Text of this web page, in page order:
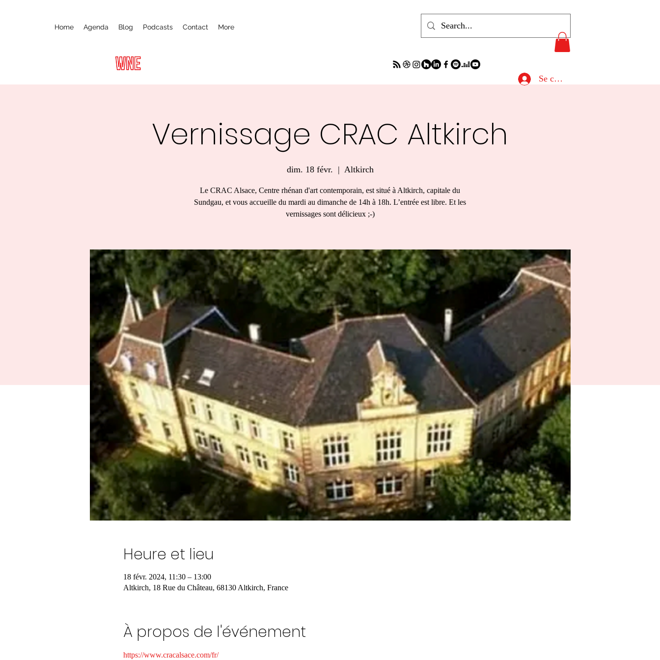
Home Agenda Blog Podcasts Contact More
Se connecter
Vernissage CRAC Altkirch
dim. 18 févr.
  |
Altkirch
Le CRAC Alsace, Centre rhénan d'art contemporain, est situé à Altkirch, capitale du
Sundgau, et vous accueille du mardi au dimanche de 14h à 18h. L’entrée est libre. Et les
vernissages sont délicieux ;-)
Heure et lieu
18 févr. 2024, 11:30 – 13:00
Altkirch, 18 Rue du Château, 68130 Altkirch, France
À propos de l'événement
https://www.cracalsace.com/fr/